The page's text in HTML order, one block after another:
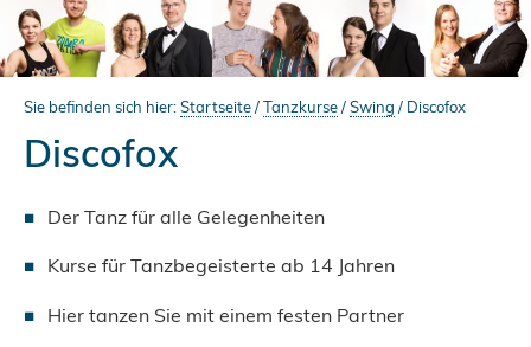
Sie befinden sich hier:Startseite/Tanzkurse/Swing / Discofox
Discofox
Der Tanz für alle Gelegenheiten
Kurse für Tanzbegeisterte ab 14 Jahren
Hier tanzen Sie mit einem festen Partner